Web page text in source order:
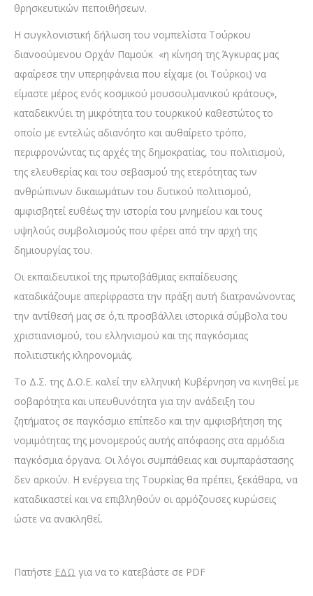
θρησκευτικών πεποιθήσεων.
Η συγκλονιστική δήλωση του νομπελίστα Τούρκου
διανοούμενου Ορχάν Παμούκ «η κίνηση της Άγκυρας μας
αφαίρεσε την υπερηφάνεια που είχαμε (οι Τούρκοι) να
είμαστε μέρος ενός κοσμικού μουσουλμανικού κράτους»,
καταδεικνύει τη μικρότητα του τουρκικού καθεστώτος το
οποίο με εντελώς αδιανόητο και αυθαίρετο τρόπο,
περιφρονώντας τις αρχές της δημοκρατίας, του πολιτισμού,
της ελευθερίας και του σεβασμού της ετερότητας των
ανθρώπινων δικαιωμάτων του δυτικού πολιτισμού,
αμφισβητεί ευθέως την ιστορία του μνημείου και τους
υψηλούς συμβολισμούς που φέρει από την αρχή της
δημιουργίας του.
Οι εκπαιδευτικοί της πρωτοβάθμιας εκπαίδευσης
καταδικάζουμε απερίφραστα την πράξη αυτή διατρανώνοντας
την αντίθεσή μας σε ό,τι προσβάλλει ιστορικά σύμβολα του
χριστιανισμού, του ελληνισμού και της παγκόσμιας
πολιτιστικής κληρονομιάς.
Το Δ.Σ. της Δ.Ο.Ε. καλεί την ελληνική Κυβέρνηση να κινηθεί με
σοβαρότητα και υπευθυνότητα για την ανάδειξη του
ζητήματος σε παγκόσμιο επίπεδο και την αμφισβήτηση της
νομιμότητας της μονομερούς αυτής απόφασης στα αρμόδια
παγκόσμια όργανα. Οι λόγοι συμπάθειας και συμπαράστασης
δεν αρκούν. Η ενέργεια της Τουρκίας θα πρέπει, ξεκάθαρα, να
καταδικαστεί και να επιβληθούν οι αρμόζουσες κυρώσεις
ώστε να ανακληθεί.
Πατήστε ΕΔΩ για να το κατεβάστε σε PDF